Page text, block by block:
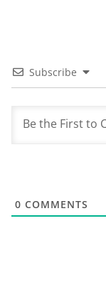
Subscribe
0 COMMENTS